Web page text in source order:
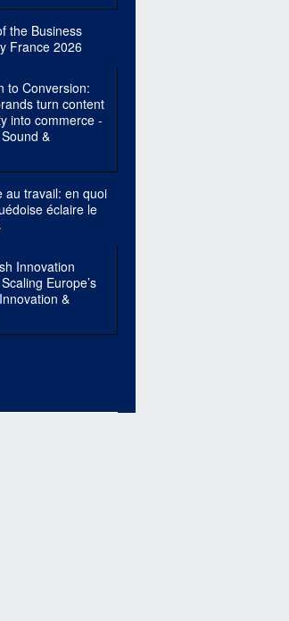
the Business
France 2026
to Conversion:
turn content
into commerce -
&
au travail: en quoi
éclaire le
Innovation
Europe’s
&